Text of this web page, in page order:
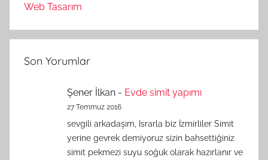
Web Tasarım
Son Yorumlar
Şener İlkan - Evde simit yapımı
27 Temmuz 2016
sevgili arkadaşım, Israrla biz İzmirliler Simit
yerine gevrek demiyoruz sizin bahsettiğiniz
simit pekmezi suyu soğuk olarak hazırlanır ve